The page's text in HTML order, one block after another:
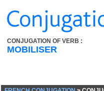
CONJUGATION OF VERB :
MOBILISER